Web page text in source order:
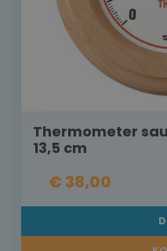
Thermometer
13,5 cm
€ 38,00